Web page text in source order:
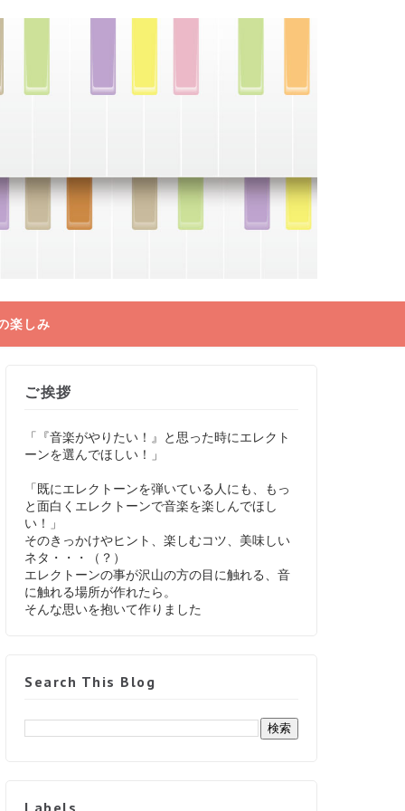
楽しみ
ご挨拶
「『音楽がやりたい！』と思った時にエレクト
ーンを選んでほしい！」
「既にエレクトーンを弾いている人にも、もっ
と面白くエレクトーンで音楽を楽しんでほし
い！」
そのきっかけやヒント、楽しむコツ、美味しい
ネタ・・・（？）
エレクトーンの事が沢山の方の目に触れる、音
に触れる場所が作れたら。
そんな思いを抱いて作りました
Search This Blog
Labels